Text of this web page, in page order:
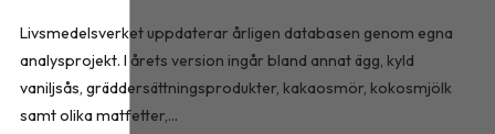
Livsmedelsverket uppdaterar årligen databasen genom egna
analysprojekt. I årets version ingår bland annat ägg, kyld
vaniljsås, gräddersättningsprodukter, kakaosmör, kokosmjölk
samt olika matfetter,...